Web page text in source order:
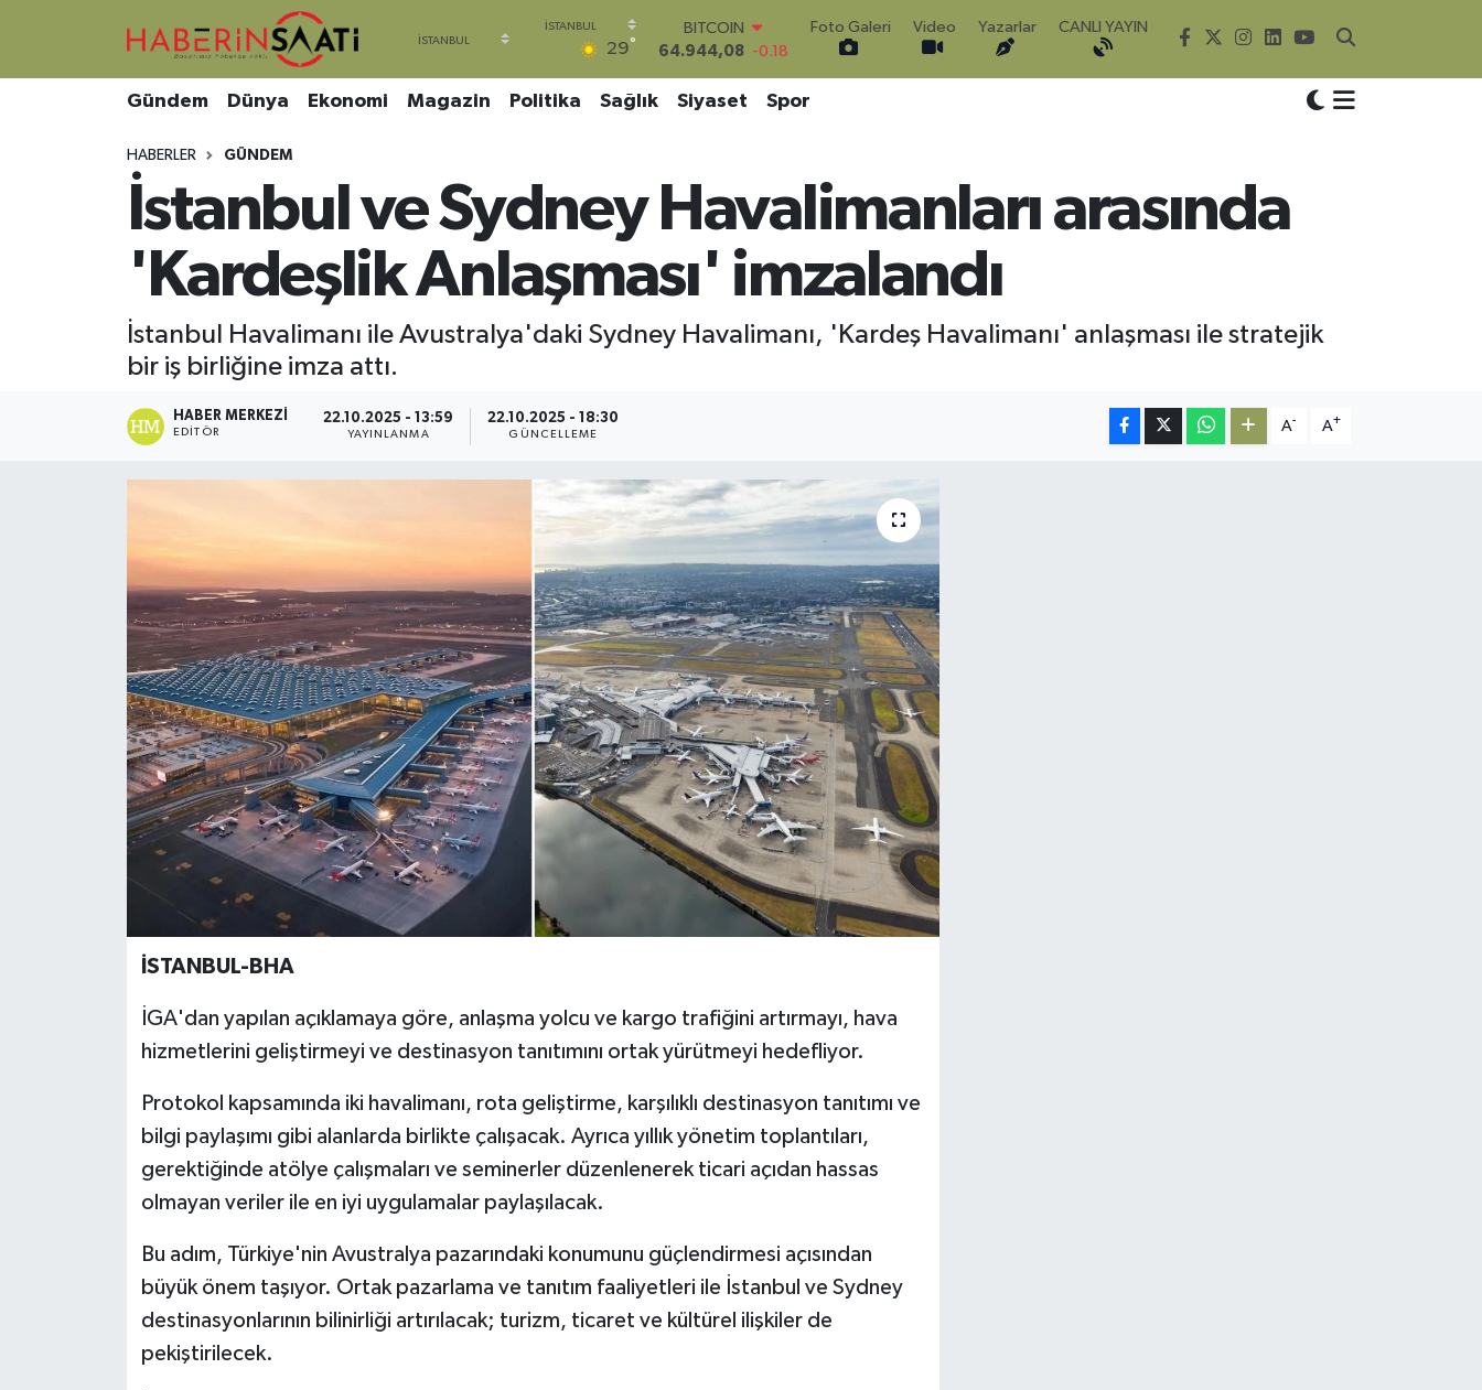
29°
64.944,08
DOLAR
55,2510
GRAM ALTIN
6660.55 0.03
BİST100
13.779
-14
Foto Galeri Video Yazarlar CANLI YAYIN
Gündem Dünya Ekonomi Magazin Politika Sağlık Siyaset Spor
HABERLER GÜNDEM
İstanbul ve Sydney Havalimanları arasında
'Kardeşlik Anlaşması' imzalandı
İstanbul Havalimanı ile Avustralya'daki Sydney Havalimanı, 'Kardeş Havalimanı' anlaşması ile stratejik
bir iş birliğine imza attı.
HABER MERKEZI
EDITÖR
22.10.2025 - 13:59
YAYINLANMA
22.10.2025 - 18:30
GÜNCELLEME
A- A+
İSTANBUL-BHA
İGA'dan yapılan açıklamaya göre, anlaşma yolcu ve kargo trafiğini artırmayı, hava
hizmetlerini geliştirmeyi ve destinasyon tanıtımını ortak yürütmeyi hedefliyor.
Protokol kapsamında iki havalimanı, rota geliştirme, karşılıklı destinasyon tanıtımı ve
bilgi paylaşımı gibi alanlarda birlikte çalışacak. Ayrıca yıllık yönetim toplantıları,
gerektiğinde atölye çalışmaları ve seminerler düzenlenerek ticari açıdan hassas
olmayan veriler ile en iyi uygulamalar paylaşılacak.
Bu adım, Türkiye'nin Avustralya pazarındaki konumunu güçlendirmesi açısından
büyük önem taşıyor. Ortak pazarlama ve tanıtım faaliyetleri ile İstanbul ve Sydney
destinasyonlarının bilinirliği artırılacak; turizm, ticaret ve kültürel ilişkiler de
pekiştirilecek.
Asayiş
DIŞ HABER
Ekonomi
Haberde İnsan
Kültür-Sanat
Magazin
Podcast
Politika
Nöbetçi Eczaneler
Trafik Durumu
Süper Lig Puan Durumu ve Fikstür
Son Dakika Haberleri
Haber Arşivi